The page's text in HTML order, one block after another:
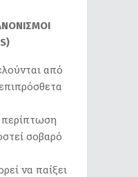
από
σοβαρό
να παίξει